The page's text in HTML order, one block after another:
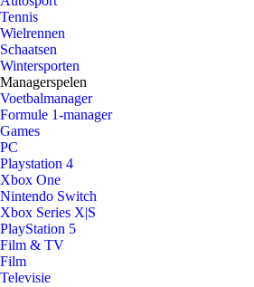
Tennis
Wielrennen
Schaatsen
Wintersporten
Managerspelen
Voetbalmanager
Formule 1-manager
Games
PC
Playstation 4
Xbox One
Nintendo Switch
Xbox Series X|S
PlayStation 5
Film & TV
Film
Televisie